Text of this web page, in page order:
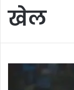
खेल